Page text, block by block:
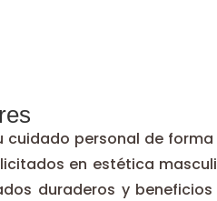
personal de
en estética
duraderos y